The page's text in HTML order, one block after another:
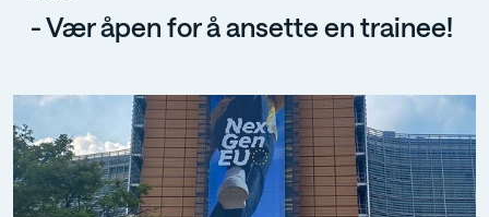
- Vær åpen for å ansette en trainee!